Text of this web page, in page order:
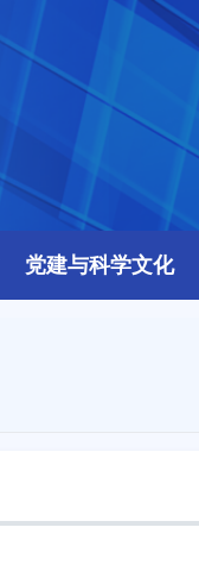
党建与科学文化